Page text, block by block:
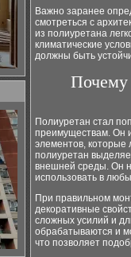
Важно заранее
смотреться с
из полиуретана
климатические
должны быть
Почему
Полиуретан стал
преимуществам. Он
элементов, которые
полиуретан
внешней среды. Он
использовать в
При правильном
декоративные
сложных усилий и
обрабатываются и
что позволяет